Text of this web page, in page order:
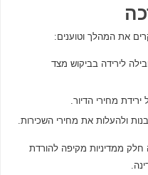
את המהלך וטוענים:
לירידה בביקוש מצד
מחירי הדיור.
ולהעלות את מחירי השכירות.
חלק ממדיניות מקיפה להורדת